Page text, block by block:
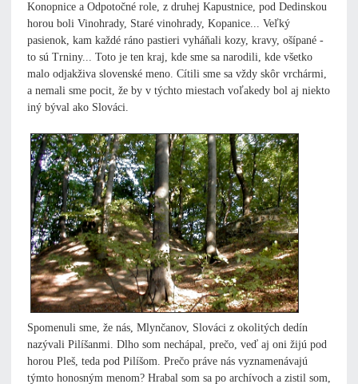
Konopnice a Odpotočné role, z druhej Kapustnice, pod Dedinskou
horou boli Vinohrady, Staré vinohrady, Kopanice... Veľký
pasienok, kam každé ráno pastieri vyháňali kozy, kravy, ošípané -
to sú Trniny... Toto je ten kraj, kde sme sa narodili, kde všetko
malo odjakživa slovenské meno. Cítili sme sa vždy skôr vrchármi,
a nemali sme pocit, že by v týchto miestach voľakedy bol aj niekto
iný býval ako Slováci.
Spomenuli sme, že nás, Mlynčanov, Slováci z okolitých dedín
nazývali Pilíšanmi. Dlho som nechápal, prečo, veď aj oni žijú pod
horou Pleš, teda pod Pilíšom. Prečo práve nás vyznamenávajú
týmto honosným menom? Hrabal som sa po archívoch a zistil som,